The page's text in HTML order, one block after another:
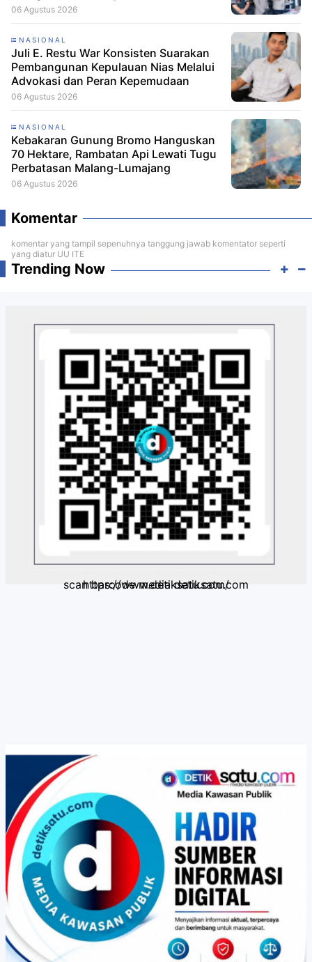
06 Agustus 2026
NASIONAL
Juli E. Restu War Konsisten Suarakan
Pembangunan Kepulauan Nias Melalui
Advokasi dan Peran Kepemudaan
06 Agustus 2026
NASIONAL
Kebakaran Gunung Bromo Hanguskan
70 Hektare, Rambatan Api Lewati Tugu
Perbatasan Malang-Lumajang
06 Agustus 2026
Komentar
komentar yang tampil sepenuhnya tanggung jawab komentator seperti
yang diatur UU ITE
Trending Now
scan barcode media detiksatu.com https://www.detiksatu.com/